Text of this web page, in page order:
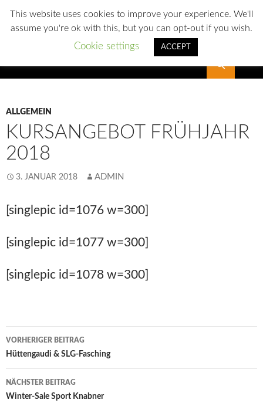
SLG Reichenbach
ALLGEMEIN
KURSANGEBOT FRÜHJAHR
2018
3. JANUAR 2018 ADMIN
[singlepic id=1076 w=300]
[singlepic id=1077 w=300]
[singlepic id=1078 w=300]
Beitrags-
Navigation
VORHERIGER BEITRAG
Hüttengaudi & SLG-Fasching
NÄCHSTER BEITRAG
Winter-Sale Sport Knabner
This website uses cookies to improve your experience. We'll
assume you're ok with this, but you can opt-out if you wish.
Cookie settings ACCEPT